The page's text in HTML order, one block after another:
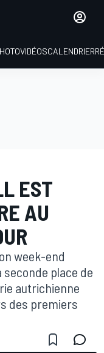
VIDÉOSCALENDRIER
EST
AU
week-end
place de
autrichienne
des premiers